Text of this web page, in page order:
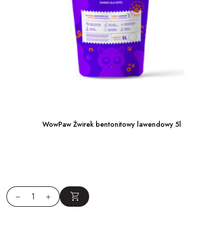
WowPaw Żwirek bentonitowy lawendowy 5l